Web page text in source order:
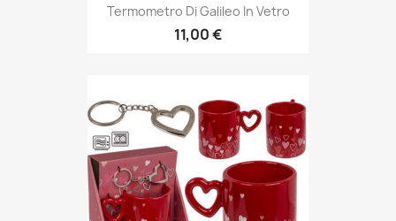
Termometro Di Galileo In Vetro
11,00 €